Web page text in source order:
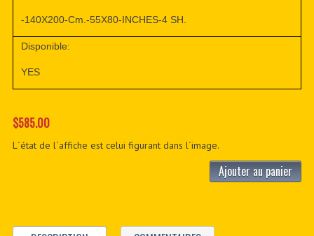
-140X200-Cm.-55X80-INCHES-4 SH.
Disponible:
YES
$585.00
L´état de l´affiche est celui figurant dans l´image.
Ajouter au panier